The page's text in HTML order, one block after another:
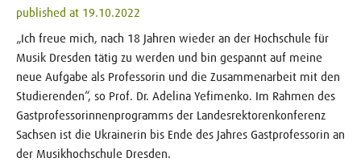
published at 19.10.2022
„Ich freue mich, nach 18 Jahren wieder an der Hochschule für
Musik Dresden tätig zu werden und bin gespannt auf meine
neue Aufgabe als Professorin und die Zusammenarbeit mit den
Studierenden“, so Prof. Dr. Adelina Yefimenko. Im Rahmen des
Gastprofessorinnenprogramms der Landesrektorenkonferenz
Sachsen ist die Ukrainerin bis Ende des Jahres Gastprofessorin an
der Musikhochschule Dresden.